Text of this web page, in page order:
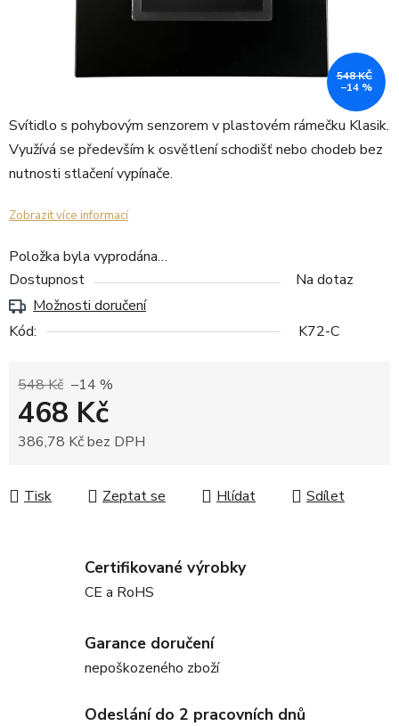
Svítidlo s pohybovým senzorem v plastovém rámečku Klasik.
Využívá se především k osvětlení schodišť nebo chodeb bez
nutnosti stlačení vypínače.
Zobrazit více informací
Položka byla vyprodána…
Dostupnost
Na dotaz
Možnosti doručení
Kód:
K72-C
548 Kč –14 %
468 Kč
386,78 Kč bez DPH
Tisk
Zeptat se Hlídat Sdílet
548 KČ
–14 %
Certifikované výrobky
CE a RoHS
Garance doručení
nepoškozeného zboží
Odeslání do 2 pracovních dnů